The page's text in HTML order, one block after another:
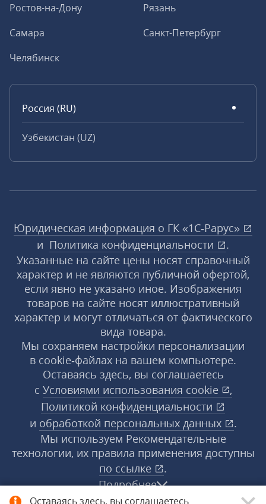
Оставаясь здесь, вы соглашаетесь
Ростов-на-Дону
Рязань
Самара
Санкт-Петербург
Челябинск
Россия (RU)
Узбекистан (UZ)
Юридическая информация о ГК «1С‑Рарус»
и Политика конфиденциальности
.
Указанные на сайте цены носят справочный
характер и не являются публичной офертой,
если явно не указано иное. Изображения
товаров на сайте носят иллюстративный
характер и могут отличаться от фактического
вида товара.
Мы сохраняем настройки персонализации
в cookie‑файлах на вашем компьютере.
Оставаясь здесь, вы соглашаетесь
с Условиями использования cookie
,
Политикой конфиденциальности
и обработкой персональных данных
.
Мы используем Рекомендательные
технологии, их правила применения доступны
по ссылке
.
Подробнее